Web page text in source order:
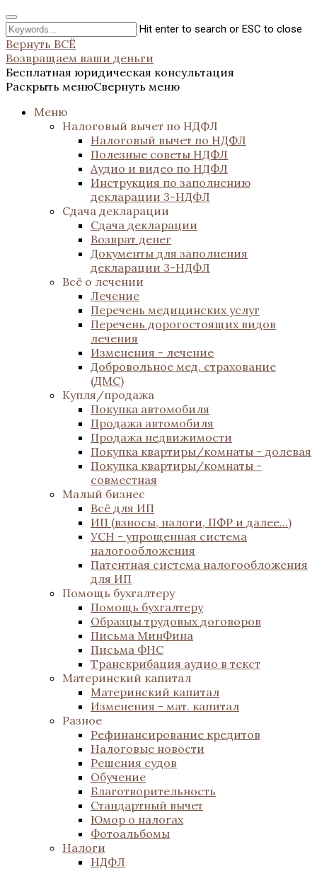
Hit enter to search or ESC to close
Вернуть ВСЁ
Возвращаем ваши деньги
Бесплатная юридическая консультация
Раскрыть менюСвернуть меню
Меню
Налоговый вычет по НДФЛ
Налоговый вычет по НДФЛ
Полезные советы НДФЛ
Аудио и видео по НДФЛ
Инструкция по заполнению
декларации 3-НДФЛ
Сдача декларации
Сдача декларации
Возврат денег
Документы для заполнения
декларации 3-НДФЛ
Всё о лечении
Лечение
Перечень медицинских услуг
Перечень дорогостоящих видов
лечения
Изменения - лечение
Добровольное мед. страхование
(ДМС)
Купля/продажа
Покупка автомобиля
Продажа автомобиля
Продажа недвижимости
Покупка квартиры/комнаты - долевая
Покупка квартиры/комнаты -
совместная
Малый бизнес
Всё для ИП
ИП (взносы, налоги, ПФР и далее...)
УСН - упрощенная система
налогообложения
Патентная система налогообложения
для ИП
Помощь бухгалтеру
Помощь бухгалтеру
Образцы трудовых договоров
Письма МинФина
Письма ФНС
Транскрибация аудио в текст
Материнский капитал
Материнский капитал
Изменения - мат. капитал
Разное
Рефинансирование кредитов
Налоговые новости
Решения судов
Обучение
Благотворительность
Стандартный вычет
Юмор о налогах
Фотоальбомы
Налоги
НДФЛ